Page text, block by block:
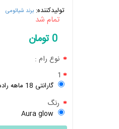
تولیدکننده: برند شیائومی
تمام شد
0 تومان
نوع رام :
1
گارانتی 18 ماهه رادمان
رنگ
Aura glow